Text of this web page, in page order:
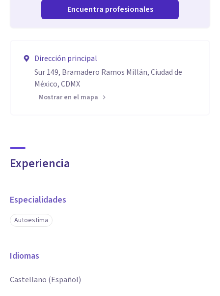
Encuentra profesionales
Dirección principal
Sur 149, Bramadero Ramos Millán, Ciudad de
México, CDMX
Mostrar en el mapa
Experiencia
Especialidades
Autoestima
Idiomas
Castellano (Español)